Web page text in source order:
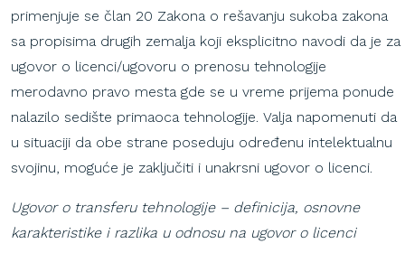
primenjuje se član 20 Zakona o rešavanju sukoba zakona
sa propisima drugih zemalja koji eksplicitno navodi da je za
ugovor o licenci/ugovoru o prenosu tehnologije
merodavno pravo mesta gde se u vreme prijema ponude
nalazilo sedište primaoca tehnologije. Valja napomenuti da
u situaciji da obe strane poseduju određenu intelektualnu
svojinu, moguće je zaključiti i unakrsni ugovor o licenci.
Ugovor o transferu tehnologije – definicija, osnovne
karakteristike i razlika u odnosu na ugovor o licenci